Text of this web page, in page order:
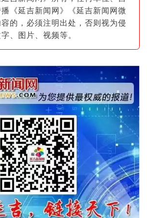
《延吉新闻网》《延吉新闻网微
的，必须注明出处，否则视为侵
、图片 、视频等。